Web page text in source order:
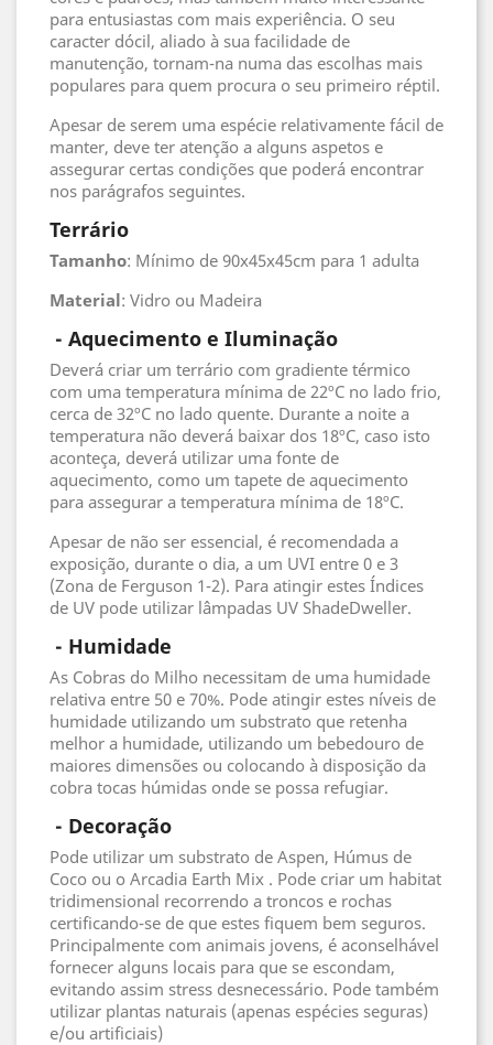
para entusiastas com mais experiência. O seu
caracter dócil, aliado à sua facilidade de
manutenção, tornam-na numa das escolhas mais
populares para quem procura o seu primeiro réptil.
Apesar de serem uma espécie relativamente fácil de
manter, deve ter atenção a alguns aspetos e
assegurar certas condições que poderá encontrar
nos parágrafos seguintes.
Terrário
Tamanho: Mínimo de 90x45x45cm para 1 adulta
Material: Vidro ou Madeira
- Aquecimento e Iluminação
Deverá criar um terrário com gradiente térmico
com uma temperatura mínima de 22ºC no lado frio,
cerca de 32ºC no lado quente. Durante a noite a
temperatura não deverá baixar dos 18ºC, caso isto
aconteça, deverá utilizar uma fonte de
aquecimento, como um tapete de aquecimento
para assegurar a temperatura mínima de 18ºC.
Apesar de não ser essencial, é recomendada a
exposição, durante o dia, a um UVI entre 0 e 3
(Zona de Ferguson 1-2). Para atingir estes Índices
de UV pode utilizar lâmpadas UV ShadeDweller.
- Humidade
As Cobras do Milho necessitam de uma humidade
relativa entre 50 e 70%. Pode atingir estes níveis de
humidade utilizando um substrato que retenha
melhor a humidade, utilizando um bebedouro de
maiores dimensões ou colocando à disposição da
cobra tocas húmidas onde se possa refugiar.
- Decoração
Pode utilizar um substrato de Aspen, Húmus de
Coco ou o Arcadia Earth Mix . Pode criar um habitat
tridimensional recorrendo a troncos e rochas
certificando-se de que estes fiquem bem seguros.
Principalmente com animais jovens, é aconselhável
fornecer alguns locais para que se escondam,
evitando assim stress desnecessário. Pode também
utilizar plantas naturais (apenas espécies seguras)
e/ou artificiais)